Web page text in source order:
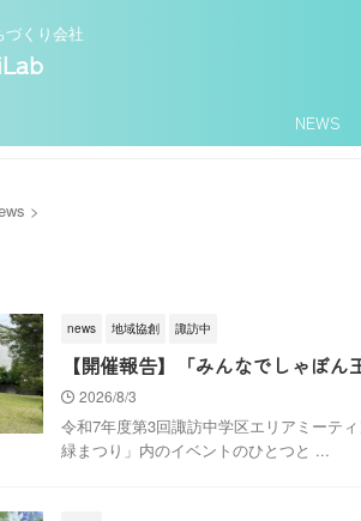
づくり会社
NEWS
>
news 地域協創 諏訪中
【開催報告】「みんなでしゃぼ
2026/8/3
令和7年度第3回諏訪中学区エリアミーテ
緑まつり」内のイベントのひとつと ...